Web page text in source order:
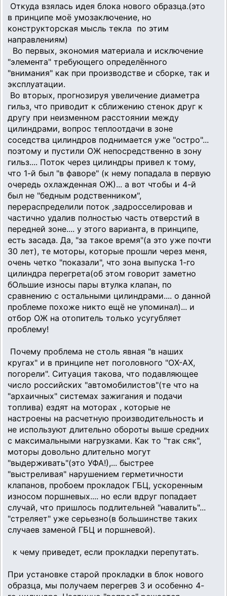
Откуда взялась идея блока нового образца.(это
в принципе моё умозаключение, но
конструкторская мысль текла по этим
направлениям)
Во первых, экономия материала и исключение
"элемента" требующего определённого
"внимания" как при производстве и сборке, так и
эксплуатации.
Во вторых, прогнозируя увеличение диаметра
гильз, что приводит к сближению стенок друг к
другу при неизменном расстоянии между
цилиндрами, вопрос теплоотдачи в зоне
соседства цилиндров поднимается уже "остро"...
поэтому и пустили ОЖ непосредственно в зону
гильз.... Поток через цилиндры привел к тому,
что 1-й был "в фаворе" (к нему попадала в первую
очередь охлажденная ОЖ)... а вот чтобы и 4-й
был не "бедным родственником",
перераспределили поток ,задросселировав и
частично удалив полностью часть отверстий в
передней зоне.... у этого варианта, в принципе,
есть засада. Да, "за такое время"(а это уже почти
30 лет), те моторы, которые прошли через меня,
очень четко "показали", что зона выпуска 1-го
цилиндра перегрета(об этом говорит заметно
бОльшие износы пары втулка клапан, по
сравнению с остальными цилиндрами.... о данной
проблеме похоже никто ещё не упоминал)... и
отбор ОЖ на отопитель только усугубляет
проблему!
Почему проблема не столь явная "в наших
кругах" и в принципе нет поголовного "ОХ-АХ,
погорели". Ситуация такова, что подавляющее
число российских "автомобилистов"(те что на
"архаичных" системах зажигания и подачи
топлива) ездят на моторах , которые не
настроены на расчетную производительность и
не используют длительно обороты выше средних
с максимальными нагрузками. Как то "так сяк",
моторы довольно длительно могут
"выдерживать"(это УФА!),... быстрее
"выстреливая" нарушением герметичности
клапанов, пробоем прокладок ГБЦ, ускоренным
износом поршневых.... но если вдруг попадает
случай, что пришлось подлительней "навалить"...
"стреляет" уже серьезно(в большинстве таких
случаев заменой ГБЦ и поршневой).
к чему приведет, если прокладки перепутать.
При установке старой прокладки в блок нового
образца, мы получаем перегрев 3 и особенно 4-